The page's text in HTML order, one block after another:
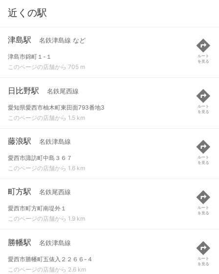
近くの駅
津島駅 名鉄津島線 など
津島市錦町１-１
このページの店舗から 705 m
ルート
を見る
日比野駅 名鉄尾西線
愛知県愛西市柚木町東田面793番地3
このページの店舗から 1.5 km
ルート
を見る
藤浪駅 名鉄津島線
愛西市諏訪町中島３６７
このページの店舗から 1.6 km
ルート
を見る
町方駅 名鉄尾西線
愛西市町方町南堤外１
このページの店舗から 1.9 km
ルート
を見る
勝幡駅 名鉄津島線
愛西市勝幡町五俵入２２６６-４
このページの店舗から 2.6 km
ルート
を見る